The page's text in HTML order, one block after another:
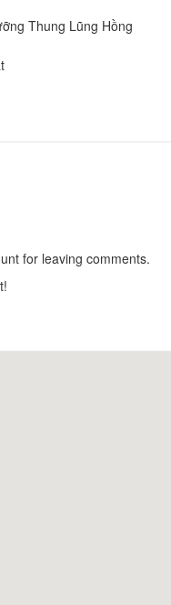
Thung Lũng Hồng
for leaving comments.